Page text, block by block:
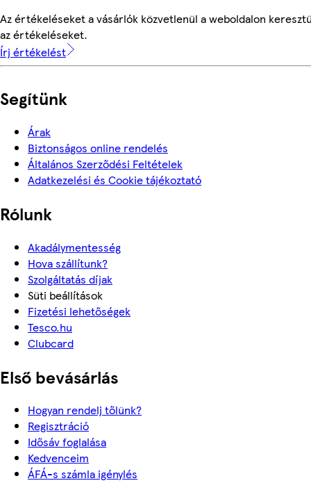
Az értékeléseket a vásárlók közvetlenül a weboldalon
az értékeléseket.
Írj értékelést
Segítünk
Árak
Biztonságos online rendelés
Általános Szerződési Feltételek
Adatkezelési és Cookie tájékoztató
Rólunk
Akadálymentesség
Hova szállítunk?
Szolgáltatás díjak
Süti beállítások
Fizetési lehetőségek
Tesco.hu
Clubcard
Első bevásárlás
Hogyan rendelj tőlünk?
Regisztráció
Idősáv foglalása
Kedvenceim
ÁFÁ-s számla igénylés